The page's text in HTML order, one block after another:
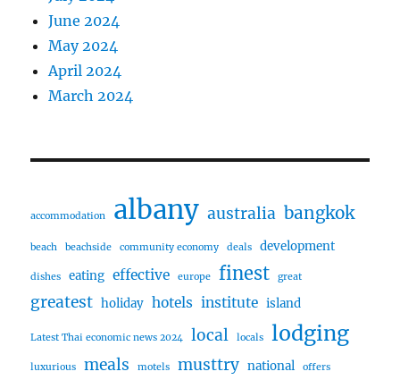
June 2024
May 2024
April 2024
March 2024
accommodation albany australia bangkok
beach beachside community economy deals development
dishes eating effective europe finest great
greatest holiday hotels institute island
Latest Thai economic news 2024 local locals lodging
luxurious meals motels musttry national offers